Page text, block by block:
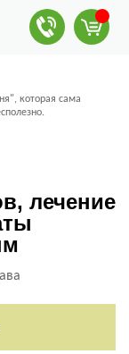
которая сама
лечение